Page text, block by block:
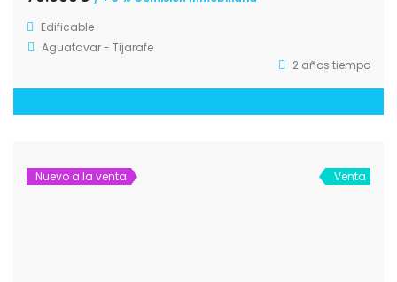
Edificable
Aguatavar - Tijarafe
2 años tiempo
Nuevo a la venta Venta